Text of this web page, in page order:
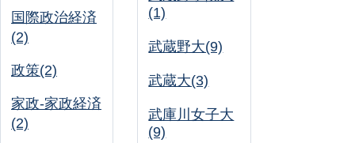
国際政治経済
(2)
政策(2)
家政-家政経済
(2)
(1)
武蔵野大(9)
武蔵大(3)
武庫川女子大
(9)